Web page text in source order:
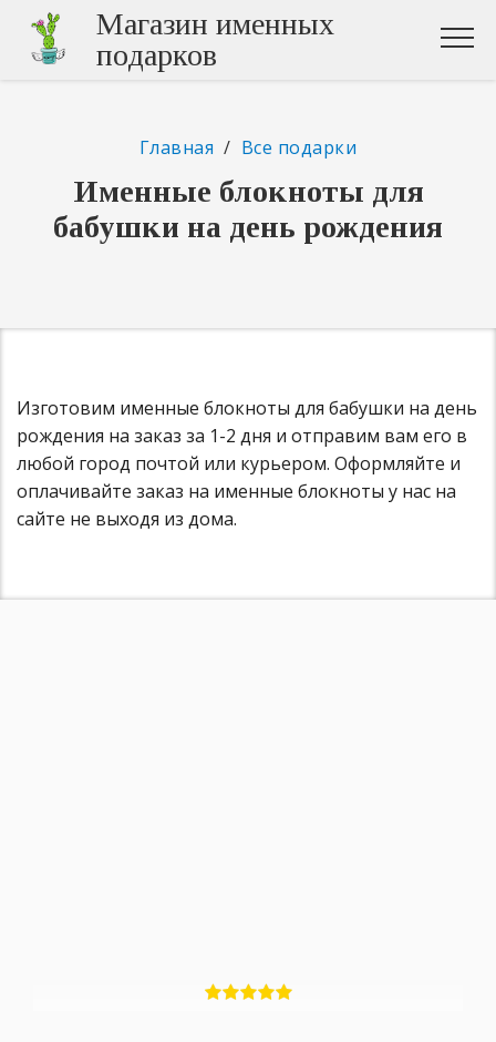
Магазин именных
подарков
Главная / Все подарки
Именные блокноты для
бабушки на день рождения
Изготовим именные блокноты для бабушки на день
рождения на заказ за 1-2 дня и отправим вам его в
любой город почтой или курьером. Оформляйте и
оплачивайте заказ на именные блокноты у нас на
сайте не выходя из дома.